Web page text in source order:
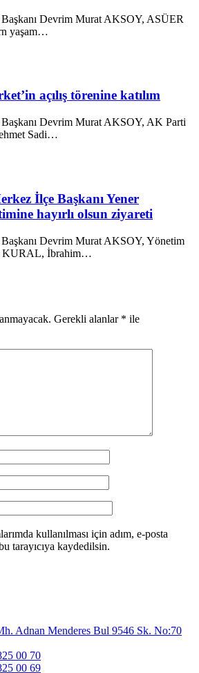
Devrim Murat AKSOY, ASÜER
yaşam…
açılış törenine katılım
Devrim Murat AKSOY, AK Parti
Sadi…
İlçe Başkanı Yener
hayırlı olsun ziyareti
Devrim Murat AKSOY, Yönetim
KURAL, İbrahim…
Gerekli alanlar * ile
kullanılması için adım, e-posta
tarayıcıya kaydedilsin.
Adnan Menderes Bul 9546 Sk. No:70
00 70
00 69